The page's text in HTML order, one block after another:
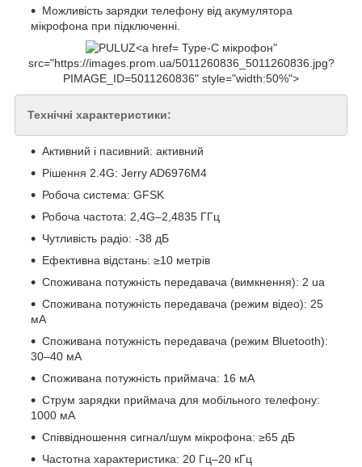
Можливість зарядки телефону від акумулятора
мікрофона при підключенні.
Type-C мікрофон"
src="https://images.prom.ua/5011260836_5011260836.jpg?
PIMAGE_ID=5011260836" style="width:50%">
Технічні характеристики:
Активний і пасивний: активний
Рішення 2.4G: Jerry AD6976M4
Робоча система: GFSK
Робоча частота: 2,4G–2,4835 ГГц
Чутливість радіо: -38 дБ
Ефективна відстань: ≥10 метрів
Споживана потужність передавача (вимкнення): 2 ua
Споживана потужність передавача (режим відео): 25
мА
Споживана потужність передавача (режим Bluetooth):
30–40 мА
Споживана потужність приймача: 16 мА
Струм зарядки приймача для мобільного телефону:
1000 мА
Співвідношення сигнал/шум мікрофона: ≥65 дБ
Частотна характеристика: 20 Гц–20 кГц